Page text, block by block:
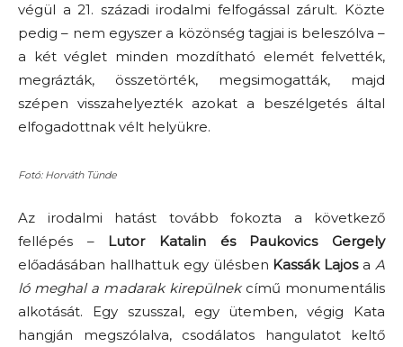
végül a 21. századi irodalmi felfogással zárult. Közte
pedig – nem egyszer a közönség tagjai is beleszólva –
a két véglet minden mozdítható elemét felvették,
megrázták, összetörték, megsimogatták, majd
szépen visszahelyezték azokat a beszélgetés által
elfogadottnak vélt helyükre.
Fotó: Horváth Tünde
Az irodalmi hatást tovább fokozta a következő
fellépés –Lutor Katalin és Paukovics Gergely
előadásában hallhattuk egy ülésben Kassák LajosaA
ló meghal a madarak kirepülnek című monumentális
alkotását. Egy szusszal, egy ütemben, végig Kata
hangján megszólalva, csodálatos hangulatot keltő